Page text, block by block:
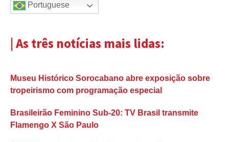
Portuguese
| As três notícias mais lidas:
Museu Histórico Sorocabano abre exposição sobre
tropeirismo com programação especial
Brasileirão Feminino Sub-20: TV Brasil transmite
Flamengo X São Paulo